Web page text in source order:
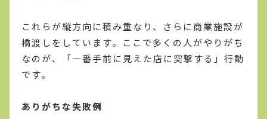
これらが縦方向に積み重なり、さらに商業施設が
橋渡しをしています。ここで多くの人がやりがち
なのが、「一番手前に見えた店に突撃する」行動
です。
ありがちな失敗例